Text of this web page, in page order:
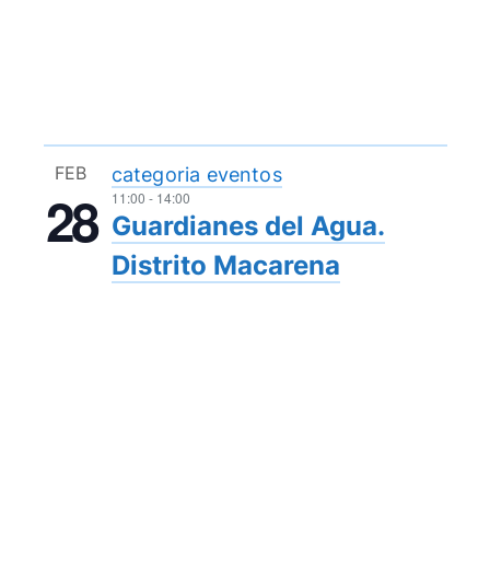
FEB
28 Guardianes del Agua.
Distrito Macarena
categoria eventos
11:00 - 14:00